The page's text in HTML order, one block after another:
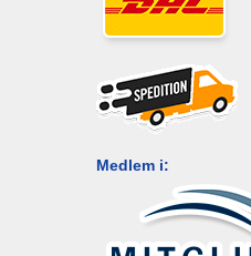
Medlem i: